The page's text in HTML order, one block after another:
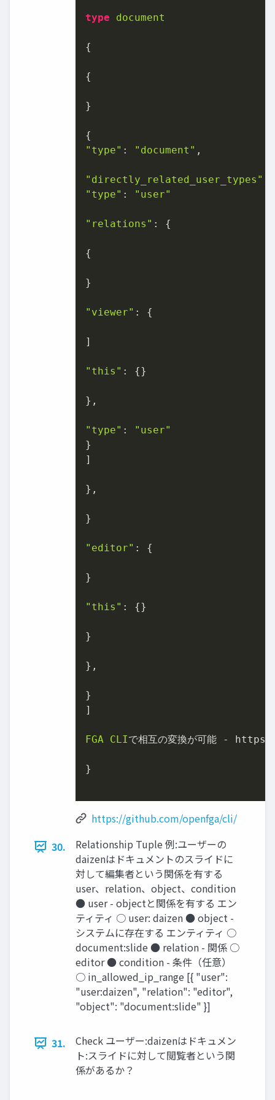
type document
{
{
}
"type" : "document" ,
"directly_related_user_types"
"type" : "user"
"relations" : {
{
}
"viewer" : {
]
"this" : {}
},
"type" :
"user"
}
]
},
}
"editor" : {
}
"this" : {}
}
},
}
]
FGA CLIで相互の変換が可能 - https
}
https://github.com/openfga/cli/
30.
Relationship Tuple 例:ユーザーの
daizenはドキュメントのスライドに
対して編集者という関係を有する
user、relation、object、condition
● user - objectと関係を有する エン
ティティ ○ user: daizen ● object -
システムに存在する エンティティ ○
document:slide ● relation - 関係 ○
editor ● condition - 条件（任意）
○ in_allowed_ip_range [{ "user":
"user:daizen", "relation": "editor",
"object": "document:slide" }]
31.
Check ユーザー:daizenはドキュメン
ト:スライドに対して閲覧者という関
係があるか？